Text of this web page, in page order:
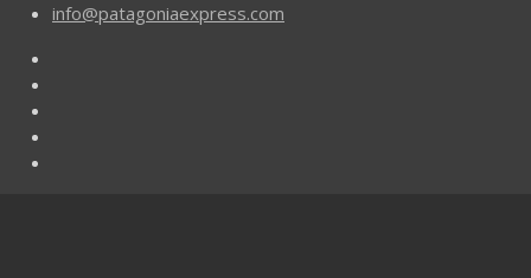
info@patagoniaexpress.com